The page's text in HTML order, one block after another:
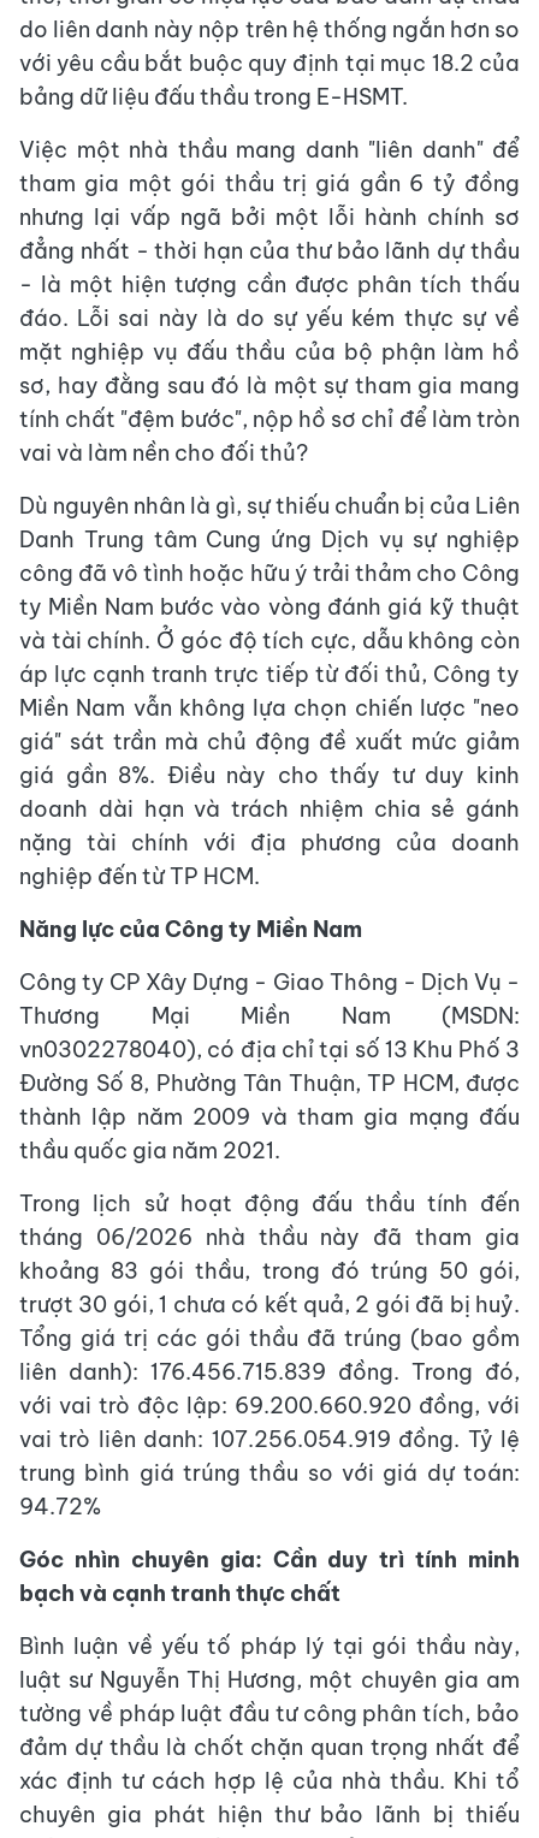
do liên danh này nộp trên hệ thống ngắn hơn so
với yêu cầu bắt buộc quy định tại mục 18.2 của
bảng dữ liệu đấu thầu trong E-HSMT.
Việc một nhà thầu mang danh "liên danh" để
tham gia một gói thầu trị giá gần 6 tỷ đồng
nhưng lại vấp ngã bởi một lỗi hành chính sơ
đẳng nhất - thời hạn của thư bảo lãnh dự thầu
- là một hiện tượng cần được phân tích thấu
đáo. Lỗi sai này là do sự yếu kém thực sự về
mặt nghiệp vụ đấu thầu của bộ phận làm hồ
sơ, hay đằng sau đó là một sự tham gia mang
tính chất "đệm bước", nộp hồ sơ chỉ để làm tròn
vai và làm nền cho đối thủ?
Dù nguyên nhân là gì, sự thiếu chuẩn bị của Liên
Danh Trung tâm Cung ứng Dịch vụ sự nghiệp
công đã vô tình hoặc hữu ý trải thảm cho Công
ty Miền Nam bước vào vòng đánh giá kỹ thuật
và tài chính. Ở góc độ tích cực, dẫu không còn
áp lực cạnh tranh trực tiếp từ đối thủ, Công ty
Miền Nam vẫn không lựa chọn chiến lược "neo
giá" sát trần mà chủ động đề xuất mức giảm
giá gần 8%. Điều này cho thấy tư duy kinh
doanh dài hạn và trách nhiệm chia sẻ gánh
nặng tài chính với địa phương của doanh
nghiệp đến từ TP HCM.
Năng lực của Công ty Miền Nam
Công ty CP Xây Dựng - Giao Thông - Dịch Vụ -
Thương Mại Miền Nam (MSDN:
vn0302278040), có địa chỉ tại số 13 Khu Phố 3
Đường Số 8, Phường Tân Thuận, TP HCM, được
thành lập năm 2009 và tham gia mạng đấu
thầu quốc gia năm 2021.
Trong lịch sử hoạt động đấu thầu tính đến
tháng 06/2026 nhà thầu này đã tham gia
khoảng 83 gói thầu, trong đó trúng 50 gói,
trượt 30 gói, 1 chưa có kết quả, 2 gói đã bị huỷ.
Tổng giá trị các gói thầu đã trúng (bao gồm
liên danh): 176.456.715.839 đồng. Trong đó,
với vai trò độc lập: 69.200.660.920 đồng, với
vai trò liên danh: 107.256.054.919 đồng. Tỷ lệ
trung bình giá trúng thầu so với giá dự toán:
94.72%
Góc nhìn chuyên gia: Cần duy trì tính minh
bạch và cạnh tranh thực chất
Bình luận về yếu tố pháp lý tại gói thầu này,
luật sư Nguyễn Thị Hương, một chuyên gia am
tường về pháp luật đầu tư công phân tích, bảo
đảm dự thầu là chốt chặn quan trọng nhất để
xác định tư cách hợp lệ của nhà thầu. Khi tổ
chuyên gia phát hiện thư bảo lãnh bị thiếu